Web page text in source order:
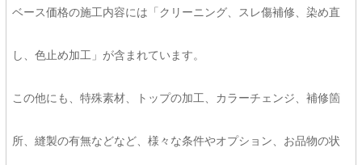
ベース価格の施工内容には「クリーニング、スレ傷補修、染め直
し、色止め加工」が含まれています。
この他にも、特殊素材、トップの加工、カラーチェンジ、補修箇
所、縫製の有無などなど、様々な条件やオプション、お品物の状